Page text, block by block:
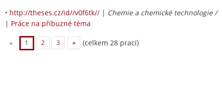
• http://theses.cz/id//v0f6tk// | Chemie a chemické technologie /
| Práce na příbuzné téma
« 1 2 3 » (celkem 28 prací)